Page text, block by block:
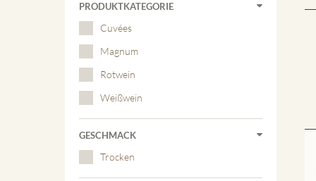
PRODUKTKATEGORIE
Cuvées
Magnum
Rotwein
Weißwein
GESCHMACK
Trocken